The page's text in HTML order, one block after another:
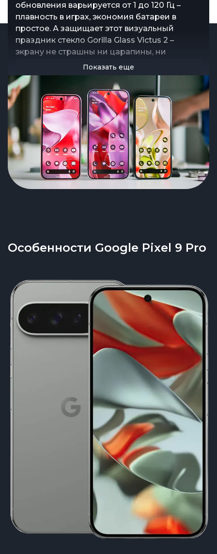
обновления варьируется от 1 до 120 Гц –
плавность в играх, экономия батареи в
простое. А защищает этот визуальный
праздник стекло Gorilla Glass Victus 2 –
экрану не страшны ни царапины, ни
случайные падения. Каждое касание
отзывчивое, каждая деталь – на своём
месте. Просмотр контента, игры, скроллинг –
всё выглядит безупречно
Показать еще
Особенности Google Pixel 9 Pro